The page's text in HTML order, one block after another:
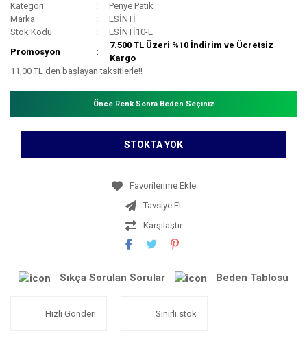
Kategori
Penye Patik
Marka
ESİNTİ
Stok Kodu
ESİNTİ10-E
Promosyon
7.500 TL Üzeri %10 İndirim ve Ücretsiz
Kargo
11,00 TL den başlayan taksitlerle!!
Önce Renk Sonra Beden Seçiniz
STOKTA YOK
Tavsiye Et
Karşılaştır
Sıkça Sorulan Sorular Beden Tablosu
Hızlı Gönderi Sınırlı stok